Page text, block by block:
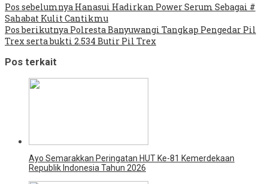
Pos sebelumnya Hanasui Hadirkan Power Serum Sebagai #
Sahabat Kulit Cantikmu
Pos berikutnya Polresta Banyuwangi Tangkap Pengedar Pil
Trex serta bukti 2.534 Butir Pil Trex
Pos terkait
Ayo Semarakkan Peringatan HUT Ke-81 Kemerdekaan
Republik Indonesia Tahun 2026